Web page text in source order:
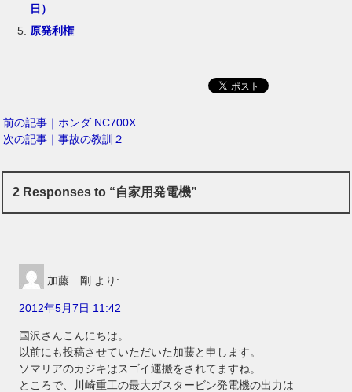
日）
原発利権
前の記事｜ホンダ NC700X
次の記事｜事故の教訓２
2 Responses to “自家用発電機”
加藤 剛 より:
2012年5月7日 11:42
国沢さんこんにちは。
以前にも投稿させていただいた加藤と申します。
ソマリアのカジキはスゴイ運搬をされてますね。
ところで、川崎重工の最大ガスタービン発電機の出力は